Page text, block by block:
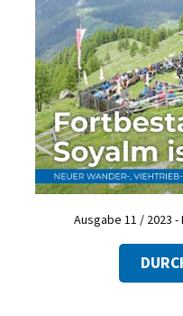
Ausgabe 11 / 2023 -